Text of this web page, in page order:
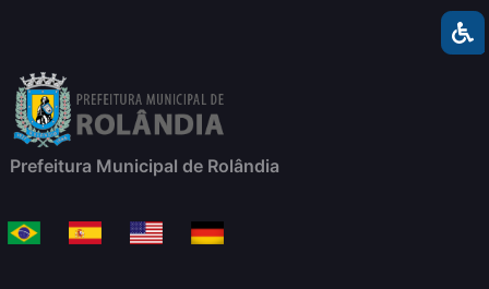
Prefeitura Municipal de Rolândia